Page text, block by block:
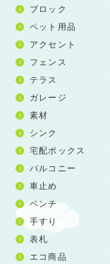
ブロック
ペット用品
アクセント
フェンス
テラス
ガレージ
素材
シンク
宅配ボックス
バルコニー
車止め
ベンチ
手すり
表札
エコ商品